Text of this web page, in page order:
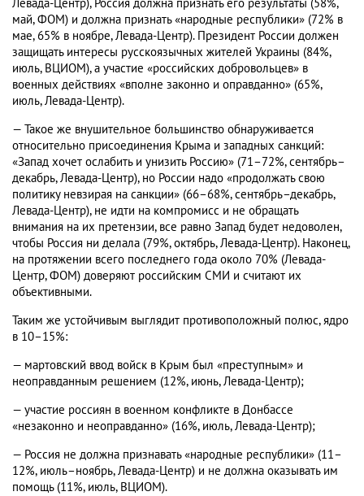
Левада-Центр), Россия должна признать его результаты (58%,
май, ФОМ) и должна признать «народные республики» (72% в
мае, 65% в ноябре, Левада-Центр). Президент России должен
защищать интересы русскоязычных жителей Украины (84%,
июль, ВЦИОМ), а участие «российских добровольцев» в
военных действиях «вполне законно и оправданно» (65%,
июль, Левада-Центр).
— Такое же внушительное большинство обнаруживается
относительно присоединения Крыма и западных санкций:
«Запад хочет ослабить и унизить Россию» (71–72%, сентябрь–
декабрь, Левада-Центр), но России надо «продолжать свою
политику невзирая на санкции» (66–68%, сентябрь–декабрь,
Левада-Центр), не идти на компромисс и не обращать
внимания на их претензии, все равно Запад будет недоволен,
чтобы Россия ни делала (79%, октябрь, Левада-Центр). Наконец,
на протяжении всего последнего года около 70% (Левада-
Центр, ФОМ) доверяют российским СМИ и считают их
объективными.
Таким же устойчивым выглядит противоположный полюс, ядро
в 10–15%:
— мартовский ввод войск в Крым был «преступным» и
неоправданным решением (12%, июнь, Левада-Центр);
— участие россиян в военном конфликте в Донбассе
«незаконно и неоправданно» (16%, июль, Левада-Центр);
— Россия не должна признавать «народные республики» (11–
12%, июль–ноябрь, Левада-Центр) и не должна оказывать им
помощь (11%, июль, ВЦИОМ).